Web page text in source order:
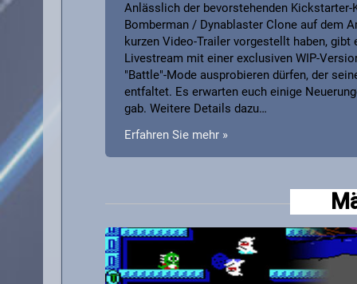
Anlässlich der bevorstehenden
Bomberman / Dynablaster Clone auf dem
kurzen Video-Trailer vorgestellt haben,
Livestream mit einer exclusiven WIP-
"Battle"-Mode ausprobieren dürfen, der
entfaltet. Es erwarten euch einige
gab. Weitere Details dazu…
Erfahren Sie mehr »